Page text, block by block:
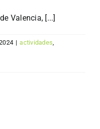
Valencia, [...]
| actividades,